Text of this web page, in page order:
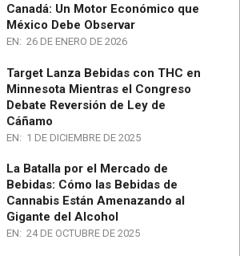
Canadá: Un Motor Económico que
México Debe Observar
EN: 26 DE ENERO DE 2026
Target Lanza Bebidas con THC en
Minnesota Mientras el Congreso
Debate Reversión de Ley de
Cáñamo
EN: 1 DE DICIEMBRE DE 2025
La Batalla por el Mercado de
Bebidas: Cómo las Bebidas de
Cannabis Están Amenazando al
Gigante del Alcohol
EN: 24 DE OCTUBRE DE 2025